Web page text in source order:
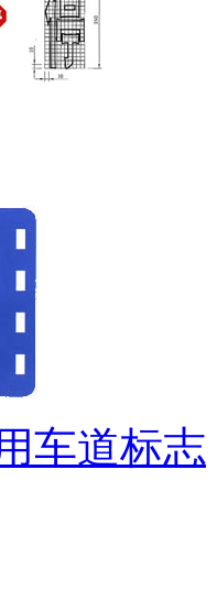
车道标志